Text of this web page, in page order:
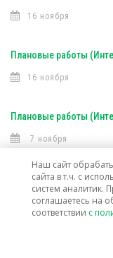
16 ноября
Плановые работы
16 ноября
Плановые работы
7 ноября
Открыта техническая
Лосино-Петровский
Наш сайт
сайта в т.ч. с
систем аналитик.
соглашаетесь на
соответствии с